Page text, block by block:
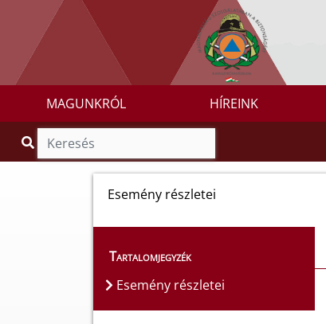
MAGUNKRÓL HÍREINK
Esemény részletei
Tartalomjegyzék
Esemény részletei